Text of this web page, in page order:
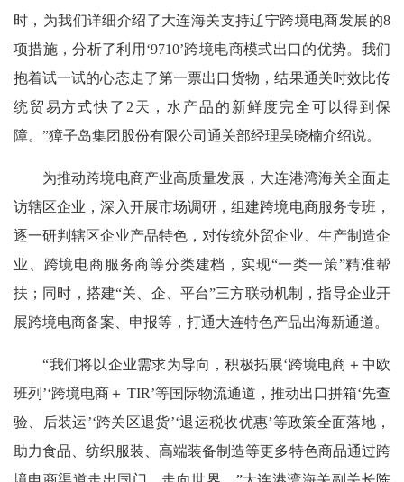
时，为我们详细介绍了大连海关支持辽宁跨境电商发展的8
项措施，分析了利用‘9710’跨境电商模式出口的优势。我们
抱着试一试的心态走了第一票出口货物，结果通关时效比传
统贸易方式快了2天，水产品的新鲜度完全可以得到保
障。”獐子岛集团股份有限公司通关部经理吴晓楠介绍说。
为推动跨境电商产业高质量发展，大连港湾海关全面走
访辖区企业，深入开展市场调研，组建跨境电商服务专班，
逐一研判辖区企业产品特色，对传统外贸企业、生产制造企
业、跨境电商服务商等分类建档，实现“一类一策”精准帮
扶；同时，搭建“关、企、平台”三方联动机制，指导企业开
展跨境电商备案、申报等，打通大连特色产品出海新通道。
“我们将以企业需求为导向，积极拓展‘跨境电商＋中欧
班列’‘跨境电商＋ TIR’等国际物流通道，推动出口拼箱‘先查
验、后装运’‘跨关区退货’‘退运税收优惠’等政策全面落地，
助力食品、纺织服装、高端装备制造等更多特色商品通过跨